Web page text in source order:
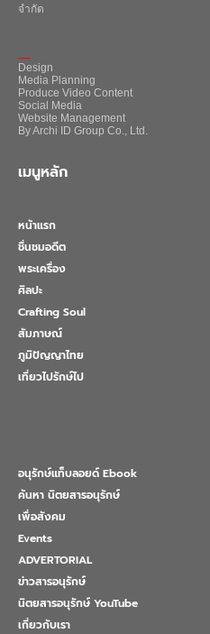
จำกัด
Design
Media Planning
Produce Video Content
Social Media
Website Management
By Archi ID Group Co., Ltd.
เมนูหลัก
หน้าแรก
ชื่นชมอดีต
พระเครื่อง
ศิลปะ
Crafting Soul
สัมภาษณ์
ภูมิปัญญาไทย
เที่ยวไปรักษ์ไป
อนุรักษ์แท็บลอยด์ Ebook
ค้นหา นิตยสารอนุรักษ์
เพื่อสังคม
Events
ADVERTORIAL
ข่าวสารอนุรักษ์
นิตยสารอนุรักษ์ YouTube
เกี่ยวกับเรา